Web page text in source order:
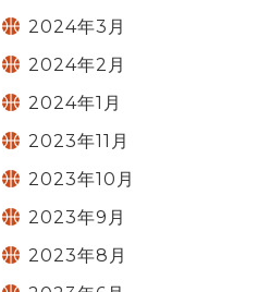
2024年3月
2024年2月
2024年1月
2023年11月
2023年10月
2023年9月
2023年8月